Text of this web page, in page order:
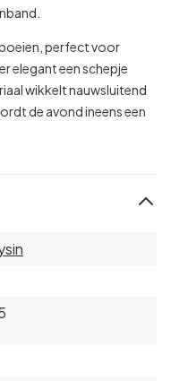
perfect voor
elegant een schepje
wikkelt nauwsluitend
de avond ineens een